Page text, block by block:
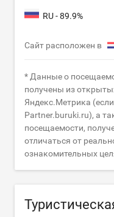
RU - 89.9%
Сайт расположен в
* Данные о
получены из
Яндекс.Метрика
Partner.buruki.ru), а
посещаемости,
отличаться от
ознакомительных